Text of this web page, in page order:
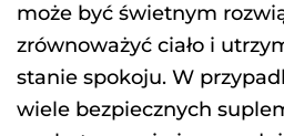
może być świetnym
zrównoważyć ciało i
stanie spokoju. W
wiele bezpiecznych